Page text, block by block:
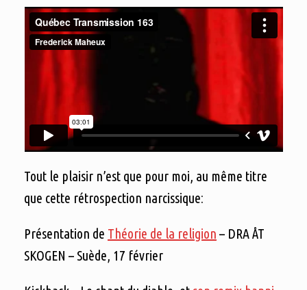
Tout le plaisir n’est que pour moi, au même titre
que cette rétrospection narcissique:
Présentation de Théorie de la religion – DRA ÅT
SKOGEN – Suède, 17 février